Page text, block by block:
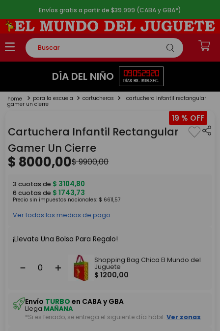
Envíos gratis a partir de $39.999 (CABA y GBA*)
Buscar
TÉRMINOS MÁS BUSCADOS
2.
lego
4.
monopatin
5. toy story
DÍA DEL NIÑO 09
DÍAS
05
HS.
29
MIN.
20
SEG.
para la escuela cartucheras cartuchera infantil rectangular
gamer un cierre
19 %
Cartuchera Infantil Rectangular
Gamer Un Cierre
$ 8000,00$9900,00
3 cuotas de $ 3104,80
6 cuotas de $ 1743,73
Precio sin impuestos nacionales: $ 6611,57
Ver todos los medios de pago
¡Llevate Una Bolsa Para Regalo!
＋
－
Shopping Bag Chica El Mundo del
Juguete
$ 1200,00
Envío TURBO en CABA y GBA
Llega MAÑANA
*Si es feriado, se entrega el siguiente día hábil. Ver zonas